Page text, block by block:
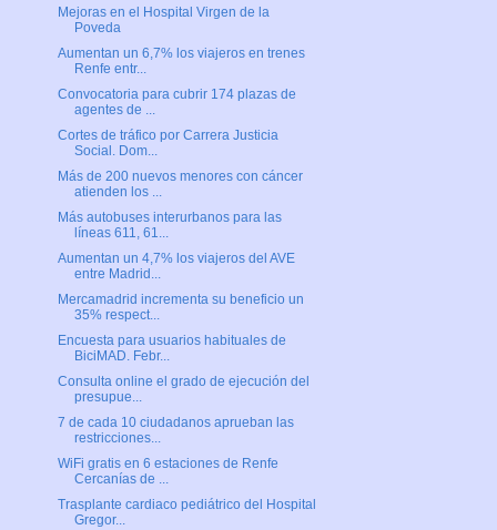
Mejoras en el Hospital Virgen de la
Poveda
Aumentan un 6,7% los viajeros en trenes
Renfe entr...
Convocatoria para cubrir 174 plazas de
agentes de ...
Cortes de tráfico por Carrera Justicia
Social. Dom...
Más de 200 nuevos menores con cáncer
atienden los ...
Más autobuses interurbanos para las
líneas 611, 61...
Aumentan un 4,7% los viajeros del AVE
entre Madrid...
Mercamadrid incrementa su beneficio un
35% respect...
Encuesta para usuarios habituales de
BiciMAD. Febr...
Consulta online el grado de ejecución del
presupue...
7 de cada 10 ciudadanos aprueban las
restricciones...
WiFi gratis en 6 estaciones de Renfe
Cercanías de ...
Trasplante cardiaco pediátrico del Hospital
Gregor...